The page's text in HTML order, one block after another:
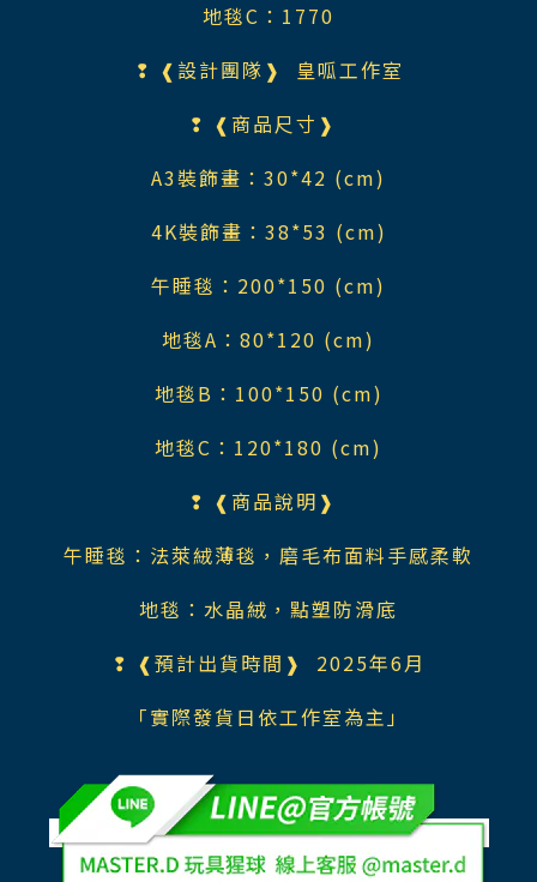
地毯C ：1770
❢ ❰設計團隊❱
皇呱工作室
❢ ❰商品尺寸❱
A3裝飾畫：30*42 (cm)
4K裝飾畫：38*53 (cm)
午睡毯：200*150 (cm)
地毯A：80*120 (cm)
地毯B：100*150 (cm)
地毯C：120*180 (cm)
❢ ❰商品說明❱
午睡毯：法萊絨薄毯，磨毛布面料手感柔軟
地毯：水晶絨，點塑防滑底
❢ ❰預計出貨時間❱ 2025年6月
「實際發貨日依工作室為主」